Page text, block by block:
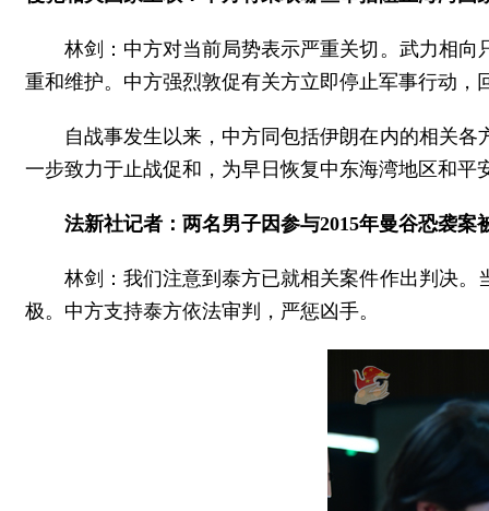
林剑：中方对当前局势表示严重关切。武力相
重和维护。中方强烈敦促有关方立即停止军事行动
自战事发生以来，中方同包括伊朗在内的相关
一步致力于止战促和，为早日恢复中东海湾地区和平
法新社记者：两名男子因参与2015年曼谷恐袭
林剑：我们注意到泰方已就相关案件作出判决
极。中方支持泰方依法审判，严惩凶手。